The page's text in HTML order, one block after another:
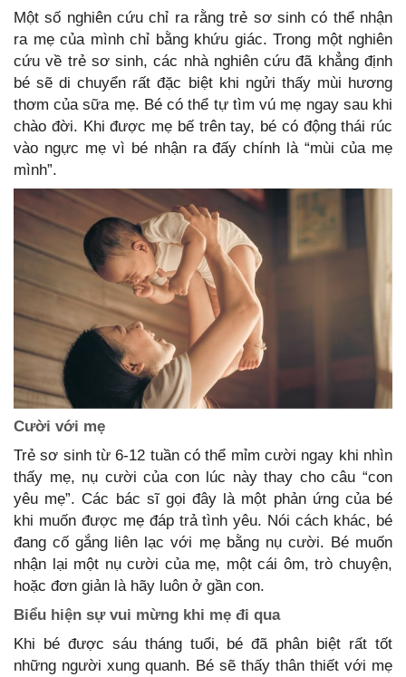
Một số nghiên cứu chỉ ra rằng trẻ sơ sinh có thể nhận
ra mẹ của mình chỉ bằng khứu giác. Trong một nghiên
cứu về trẻ sơ sinh, các nhà nghiên cứu đã khẳng định
bé sẽ di chuyển rất đặc biệt khi ngửi thấy mùi hương
thơm của sữa mẹ. Bé có thể tự tìm vú mẹ ngay sau khi
chào đời. Khi được mẹ bế trên tay, bé có động thái rúc
vào ngực mẹ vì bé nhận ra đấy chính là “mùi của mẹ
mình”.
Cười với mẹ
Trẻ sơ sinh từ 6-12 tuần có thể mỉm cười ngay khi nhìn
thấy mẹ, nụ cười của con lúc này thay cho câu “con
yêu mẹ”. Các bác sĩ gọi đây là một phản ứng của bé
khi muốn được mẹ đáp trả tình yêu. Nói cách khác, bé
đang cố gắng liên lạc với mẹ bằng nụ cười. Bé muốn
nhận lại một nụ cười của mẹ, một cái ôm, trò chuyện,
hoặc đơn giản là hãy luôn ở gần con.
Biểu hiện sự vui mừng khi mẹ đi qua
Khi bé được sáu tháng tuổi, bé đã phân biệt rất tốt
những người xung quanh. Bé sẽ thấy thân thiết với mẹ